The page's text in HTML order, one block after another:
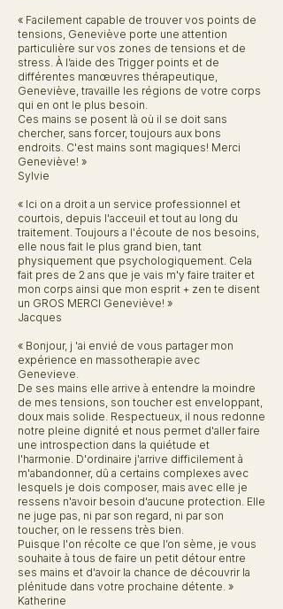
« Facilement capable de trouver vos points de
tensions, Geneviève porte une attention
particulière sur vos zones de tensions et de
stress. À l’aide des Trigger points et de
différentes manœuvres thérapeutique,
Geneviève, travaille les régions de votre corps
qui en ont le plus besoin.
Ces mains se posent là où il se doit sans
chercher, sans forcer, toujours aux bons
endroits. C'est mains sont magiques! Merci
Geneviève! »
Sylvie
« Ici on a droit a un service professionnel et
courtois, depuis l'acceuil et tout au long du
traitement. Toujours a l'écoute de nos besoins,
elle nous fait le plus grand bien, tant
physiquement que psychologiquement. Cela
fait pres de 2 ans que je vais m'y faire traiter et
mon corps ainsi que mon esprit + zen te disent
un GROS MERCI Geneviève! »
Jacques
« Bonjour, j 'ai envié de vous partager mon
expérience en massotherapie avec
Genevieve.
De ses mains elle arrive à entendre la moindre
de mes tensions, son toucher est enveloppant,
doux mais solide. Respectueux, il nous redonne
notre pleine dignité et nous permet d'aller faire
une introspection dans la quiétude et
l'harmonie. D'ordinaire j'arrive difficilement à
m'abandonner, dû a certains complexes avec
lesquels je dois composer, mais avec elle je
ressens n'avoir besoin d'aucune protection. Elle
ne juge pas, ni par son regard, ni par son
toucher, on le ressens très bien.
Puisque l'on récolte ce que l’on sème, je vous
souhaite à tous de faire un petit détour entre
ses mains et d'avoir la chance de découvrir la
plénitude dans votre prochaine détente. »
Katherine